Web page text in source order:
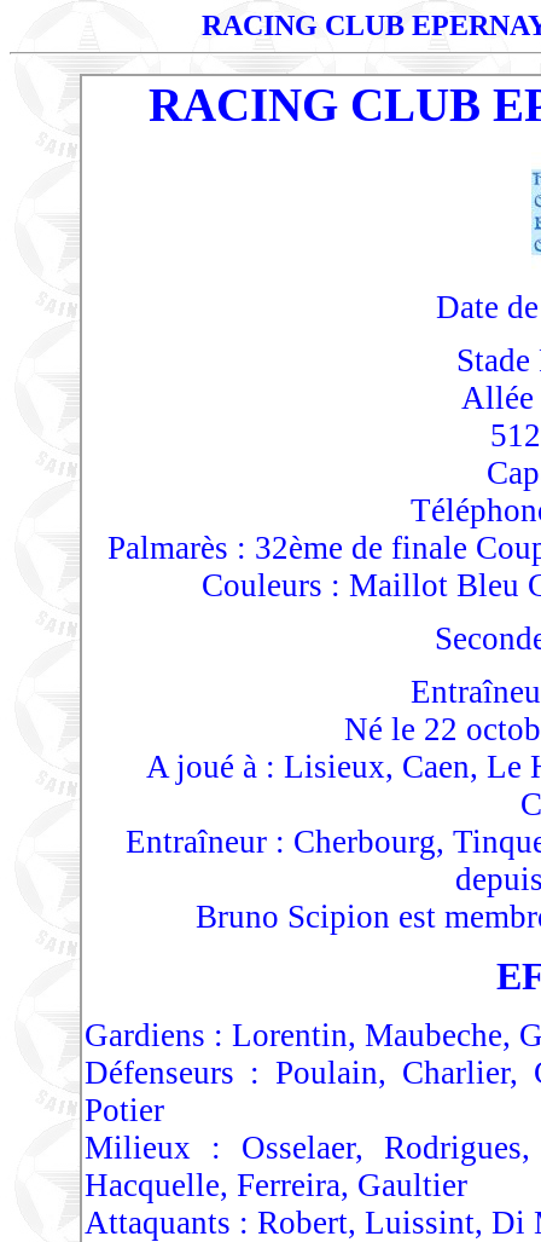
RACING CLUB
RACING CLUB
Date
Allée
Palmarès : 32ème de finale
Couleurs : Maillot Bleu
Né le 22
A joué à : Lisieux, Caen, Le
Entraîneur : Cherbourg,
Bruno Scipion est
Gardiens : Lorentin, Maubeche,
Défenseurs : Poulain, Charlier,
Potier
Milieux : Osselaer,
Hacquelle, Ferreira, Gaultier
Attaquants : Robert, Luissint, Di